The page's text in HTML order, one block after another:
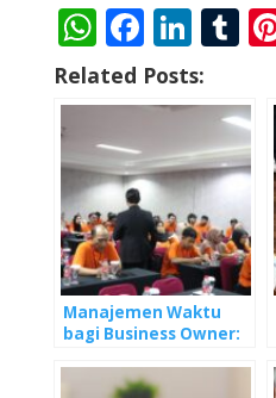
W
h
at
s
A
p
p
F
ac
e
b
o
o
k
Li
n
k
e
dI
n
T
m
bl
r
Related Posts:
Manajemen Waktu
bagi Business Owner:
Mengelola Bisnis